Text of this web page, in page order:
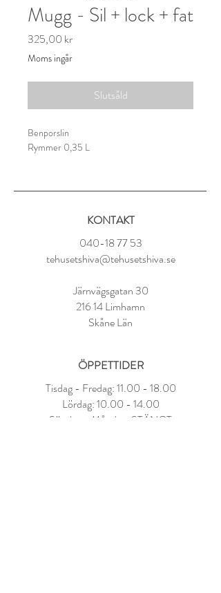
Mugg - Sil + lock + fat
325,00 krPris
Moms ingår
Slutsåld
Benporslin
Rymmer 0,35 L
KONTAKT
040-18 77 53
tehusetshiva@tehusetshiva.se
Järnvägsgatan 30
216 14 Limhamn
Skåne Län
ÖPPETTIDER
Tisdag - Fredag:11.00 - 18.00
Lördag:10.00 - 14.00
Söndag - Måndag: STÄNGT